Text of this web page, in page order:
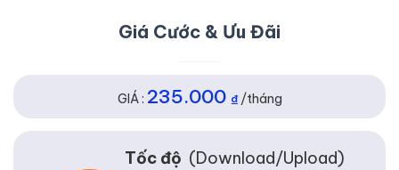
Giá Cước & Ưu Đãi
GIÁ : 235.000 ₫/tháng
Tốc độ (Download/Upload)